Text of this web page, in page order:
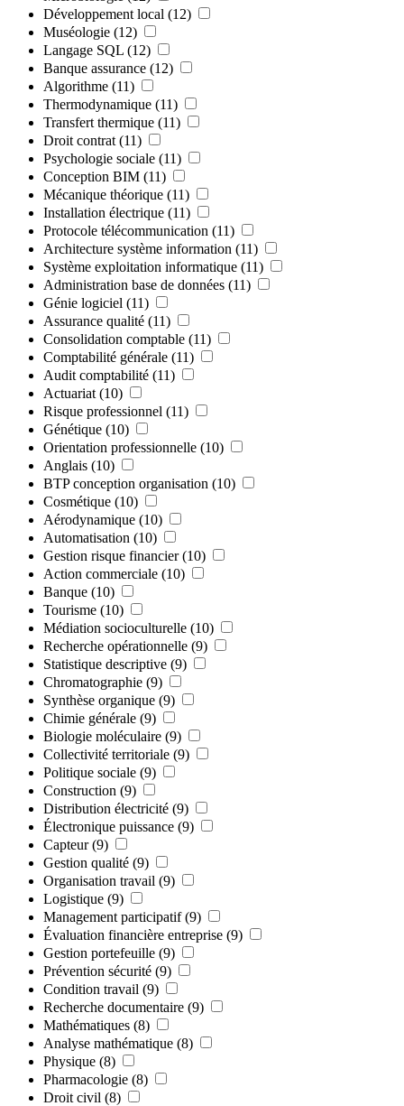
Développement local (12)
Muséologie (12)
Langage SQL (12)
Banque assurance (12)
Algorithme (11)
Thermodynamique (11)
Transfert thermique (11)
Droit contrat (11)
Psychologie sociale (11)
Conception BIM (11)
Mécanique théorique (11)
Installation électrique (11)
Protocole télécommunication (11)
Architecture système information (11)
Système exploitation informatique (11)
Administration base de données (11)
Génie logiciel (11)
Assurance qualité (11)
Consolidation comptable (11)
Comptabilité générale (11)
Audit comptabilité (11)
Actuariat (10)
Risque professionnel (11)
Génétique (10)
Orientation professionnelle (10)
Anglais (10)
BTP conception organisation (10)
Cosmétique (10)
Aérodynamique (10)
Automatisation (10)
Gestion risque financier (10)
Action commerciale (10)
Banque (10)
Tourisme (10)
Médiation socioculturelle (10)
Recherche opérationnelle (9)
Statistique descriptive (9)
Chromatographie (9)
Synthèse organique (9)
Chimie générale (9)
Biologie moléculaire (9)
Collectivité territoriale (9)
Politique sociale (9)
Construction (9)
Distribution électricité (9)
Électronique puissance (9)
Capteur (9)
Gestion qualité (9)
Organisation travail (9)
Logistique (9)
Management participatif (9)
Évaluation financière entreprise (9)
Gestion portefeuille (9)
Prévention sécurité (9)
Condition travail (9)
Recherche documentaire (9)
Mathématiques (8)
Analyse mathématique (8)
Physique (8)
Pharmacologie (8)
Droit civil (8)